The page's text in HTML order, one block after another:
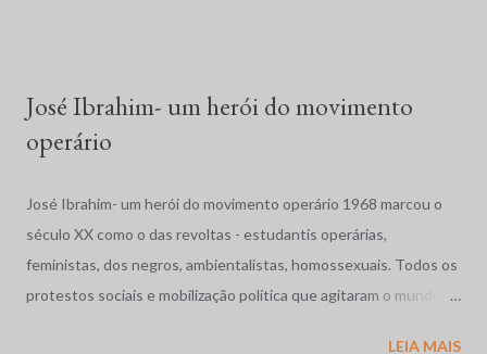
José Ibrahim- um herói do movimento
operário
José Ibrahim- um herói do movimento operário 1968 marcou o
século XX como o das revoltas - estudantis operárias,
feministas, dos negros, ambientalistas, homossexuais. Todos os
protestos sociais e mobilização política que agitaram o mundo
LEIA MAIS